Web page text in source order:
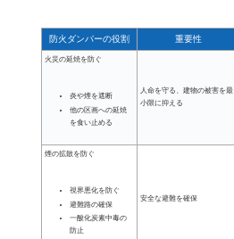
防火ダンパーの役割 重要性
火災の延焼を防ぐ
炎や煙を遮断
他の区画への延焼
を食い止める
人命を守る、建物の被害を最
小限に抑える
煙の拡散を防ぐ
視界悪化を防ぐ
避難路の確保
一酸化炭素中毒の
防止
安全な避難を確保